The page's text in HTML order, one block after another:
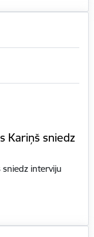
Kariņš sniedz
interviju